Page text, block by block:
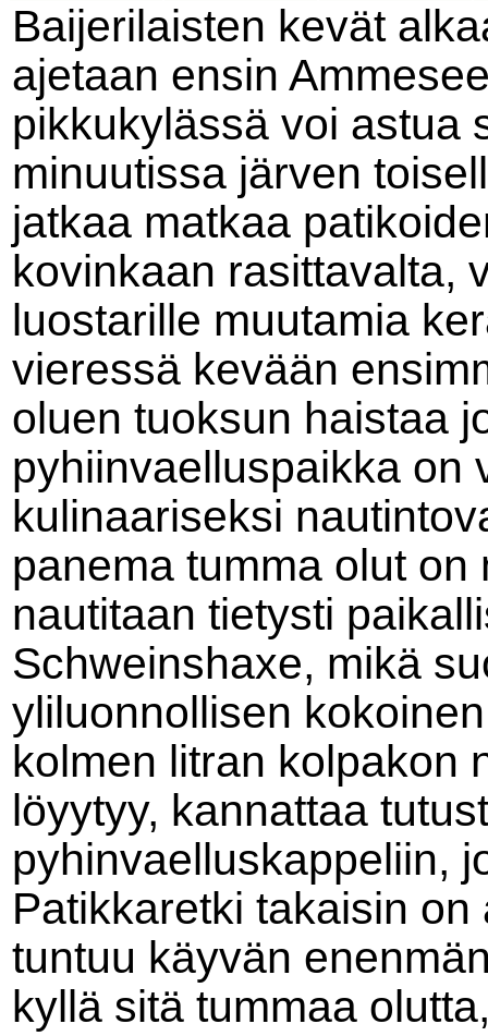
Baijerilaisten kevät
ajetaan ensin
pikkukylässä voi astua
minuutissa järven
jatkaa matkaa
kovinkaan rasittavalta,
luostarille muutamia
vieressä kevään
oluen tuoksun haistaa
pyhiinvaelluspaikka on
kulinaariseksi
panema tumma olut
nautitaan tietysti
Schweinshaxe, mikä
yliluonnollisen
kolmen litran kolpakon
löyytyy, kannattaa
pyhinvaelluskappeliin,
Patikkaretki takaisin
tuntuu käyvän
kyllä sitä tummaa